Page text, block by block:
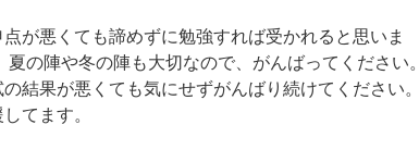
点が悪くても諦めずに勉強すれば受かれると思いま
夏の陣や冬の陣も大切なので、がんばってください。
の結果が悪くても気にせずがんばり続けてください。
てます。